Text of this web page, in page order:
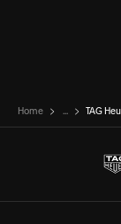
Home ... TAG